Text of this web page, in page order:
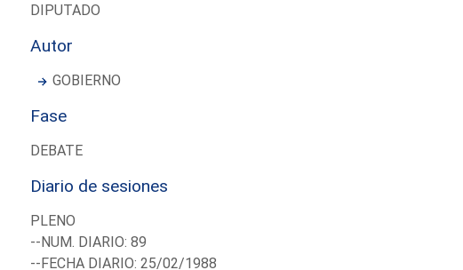
DIPUTADO
Autor
GOBIERNO
Fase
DEBATE
Diario de sesiones
PLENO
--NUM. DIARIO: 89
--FECHA DIARIO: 25/02/1988